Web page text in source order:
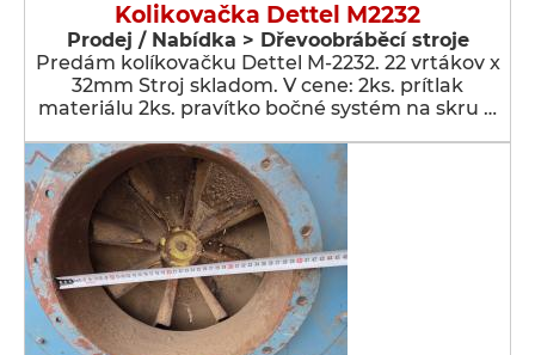
Kolikovačka Dettel M2232
Prodej / Nabídka > Dřevoobráběcí stroje
Predám kolíkovačku Dettel M-2232. 22 vrtákov x
32mm Stroj skladom. V cene: 2ks. prítlak
materiálu 2ks. pravítko bočné systém na skru …